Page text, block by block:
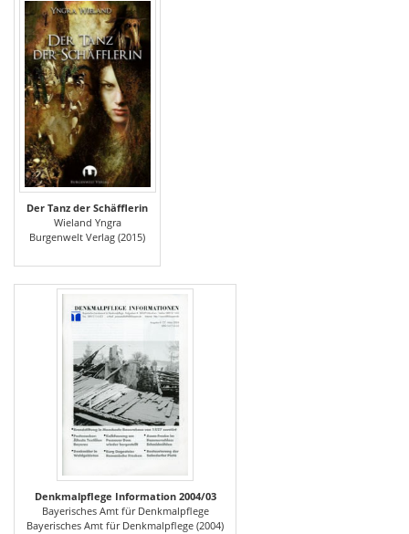
Der Tanz der Schäfflerin
Wieland Yngra
Burgenwelt Verlag (2015)
Denkmalpflege Information 2004/03
Bayerisches Amt für Denkmalpflege
Bayerisches Amt für Denkmalpflege (2004)